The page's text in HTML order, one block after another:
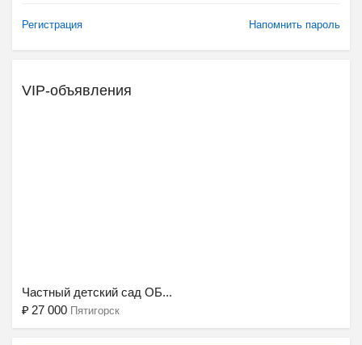
Регистрация Напомнить пароль
VIP-объявления
Частный детский сад ОБ...
₽ 27 000 Пятигорск